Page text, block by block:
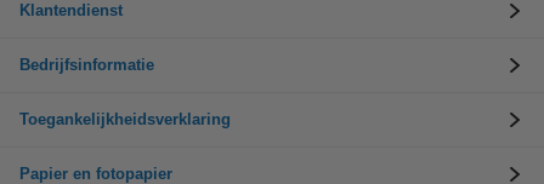
Klantendienst
Bedrijfsinformatie
Toegankelijkheidsverklaring
Papier en fotopapier